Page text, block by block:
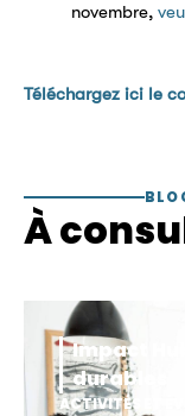
novembre,
Téléchargez ici le
À
Impact
durables
ACTIVITÉS ET